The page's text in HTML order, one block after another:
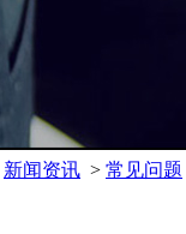
新闻资讯 > 常见问题